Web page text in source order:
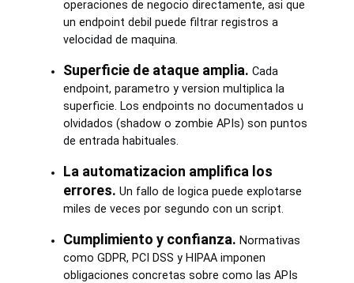
operaciones de negocio directamente, asi que
un endpoint debil puede filtrar registros a
velocidad de maquina.
Superficie de ataque amplia. Cada
endpoint, parametro y version multiplica la
superficie. Los endpoints no documentados u
olvidados (shadow o zombie APIs) son puntos
de entrada habituales.
La automatizacion amplifica los
errores. Un fallo de logica puede explotarse
miles de veces por segundo con un script.
Cumplimiento y confianza. Normativas
como GDPR, PCI DSS y HIPAA imponen
obligaciones concretas sobre como las APIs